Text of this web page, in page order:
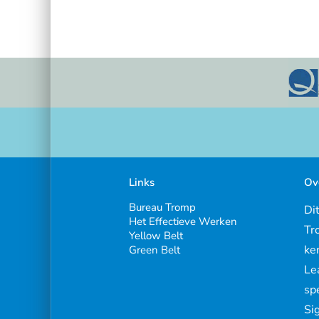
Links
Bureau Tromp
Het Effectieve Werken
Yellow Belt
Green Belt